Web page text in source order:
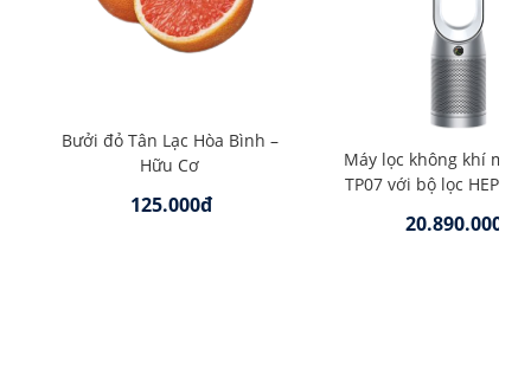
Bưởi đỏ Tân Lạc Hòa Bình –
Hữu Cơ
125.000đ
Máy lọc không khí mát
TP07 với bộ lọc HEPA –
20.890.000đ